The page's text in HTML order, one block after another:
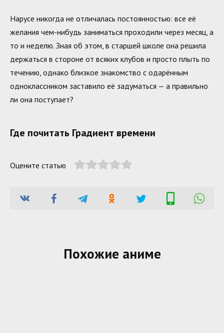
Нарусе никогда не отличалась постоянностью: все её
желания чем-нибудь заниматься проходили через месяц, а
то и неделю. Зная об этом, в старшей школе она решила
держаться в стороне от всяких клубов и просто плыть по
течению, однако близкое знакомство с одарённым
одноклассником заставило её задуматься — а правильно
ли она поступает?
Где почитать Градиент времени
Оцените статью
Похожие аниме